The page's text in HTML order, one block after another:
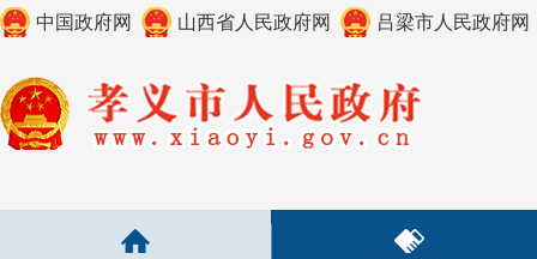
中国政府网 山西省人民政府网 吕梁市人民政府网